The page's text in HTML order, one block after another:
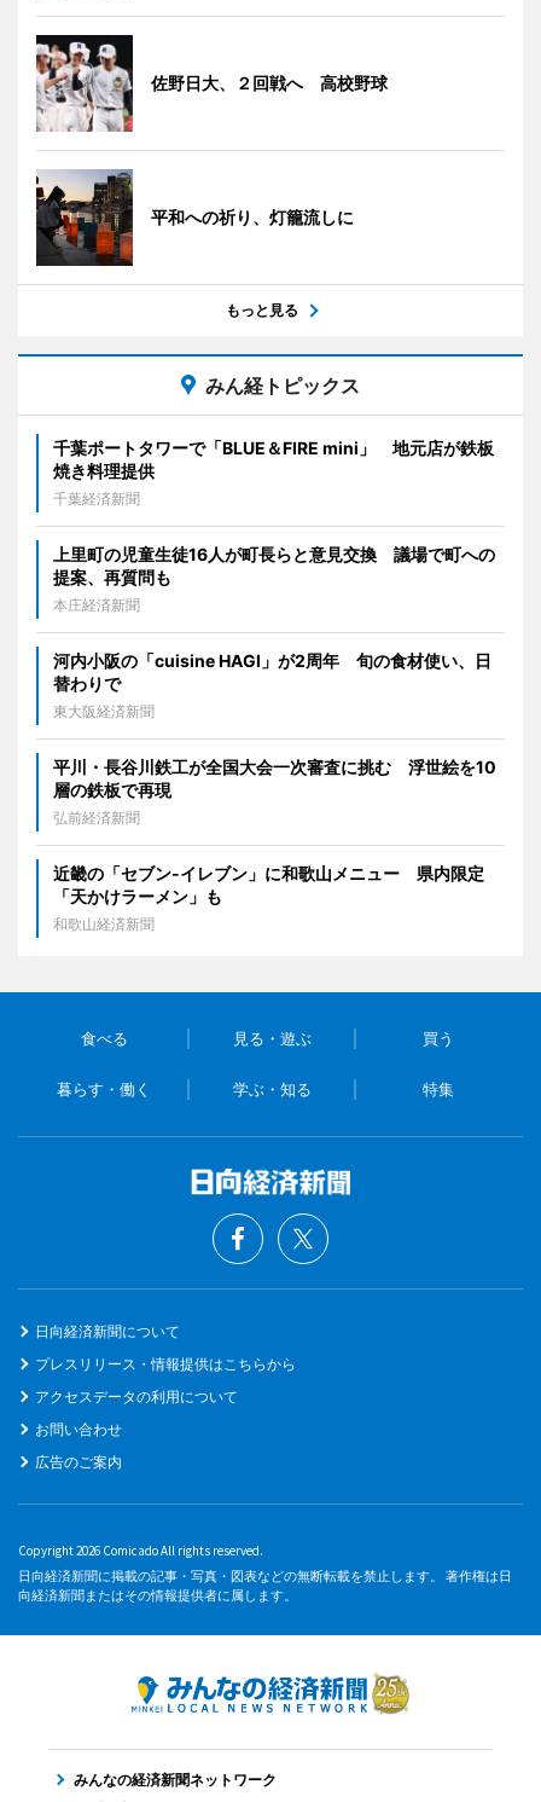
佐野日大、２回戦へ 高校野球
平和への祈り、灯籠流しに
もっと見る
みん経トピックス
千葉ポートタワーで「BLUE＆FIRE mini」 地元店が鉄板
焼き料理提供
千葉経済新聞
上里町の児童生徒16人が町長らと意見交換 議場で町への
提案、再質問も
本庄経済新聞
河内小阪の「cuisine HAGI」が2周年 旬の食材使い、日
替わりで
東大阪経済新聞
平川・長谷川鉄工が全国大会一次審査に挑む 浮世絵を10
層の鉄板で再現
弘前経済新聞
近畿の「セブン-イレブン」に和歌山メニュー 県内限定
「天かけラーメン」も
和歌山経済新聞
食べる 見る・遊ぶ 買う
暮らす・働く 学ぶ・知る 特集
日向経済新聞について
プレスリリース・情報提供はこちらから
アクセスデータの利用について
お問い合わせ
広告のご案内
Copyright 2026 Comicado All rights reserved.
日向経済新聞に掲載の記事・写真・図表などの無断転載を禁止します。 著作権は日
向経済新聞またはその情報提供者に属します。
みんなの経済新聞ネットワーク